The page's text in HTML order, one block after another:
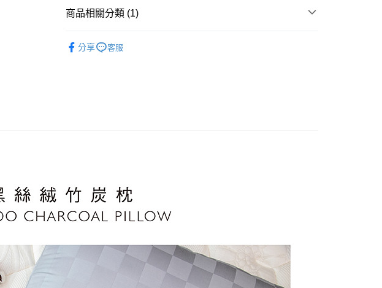
商品相關分類 (1)
分享
客服